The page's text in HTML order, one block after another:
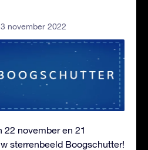
november 2022
22 november en 21
sterrenbeeld Boogschutter!